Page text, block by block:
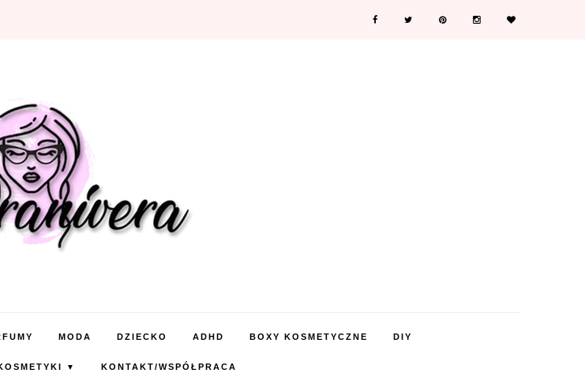
MODA DZIECKO ADHD BOXY KOSMETYCZNE DIY
▼ KONTAKT/WSPÓŁPRACA